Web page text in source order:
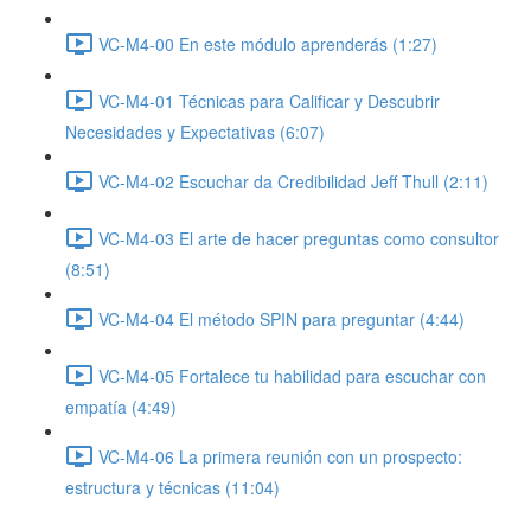
VC-M4-00 En este módulo aprenderás (1:27)
VC-M4-01 Técnicas para Calificar y Descubrir
Necesidades y Expectativas (6:07)
VC-M4-02 Escuchar da Credibilidad Jeff Thull (2:11)
VC-M4-03 El arte de hacer preguntas como consultor
(8:51)
VC-M4-04 El método SPIN para preguntar (4:44)
VC-M4-05 Fortalece tu habilidad para escuchar con
empatía (4:49)
VC-M4-06 La primera reunión con un prospecto:
estructura y técnicas (11:04)